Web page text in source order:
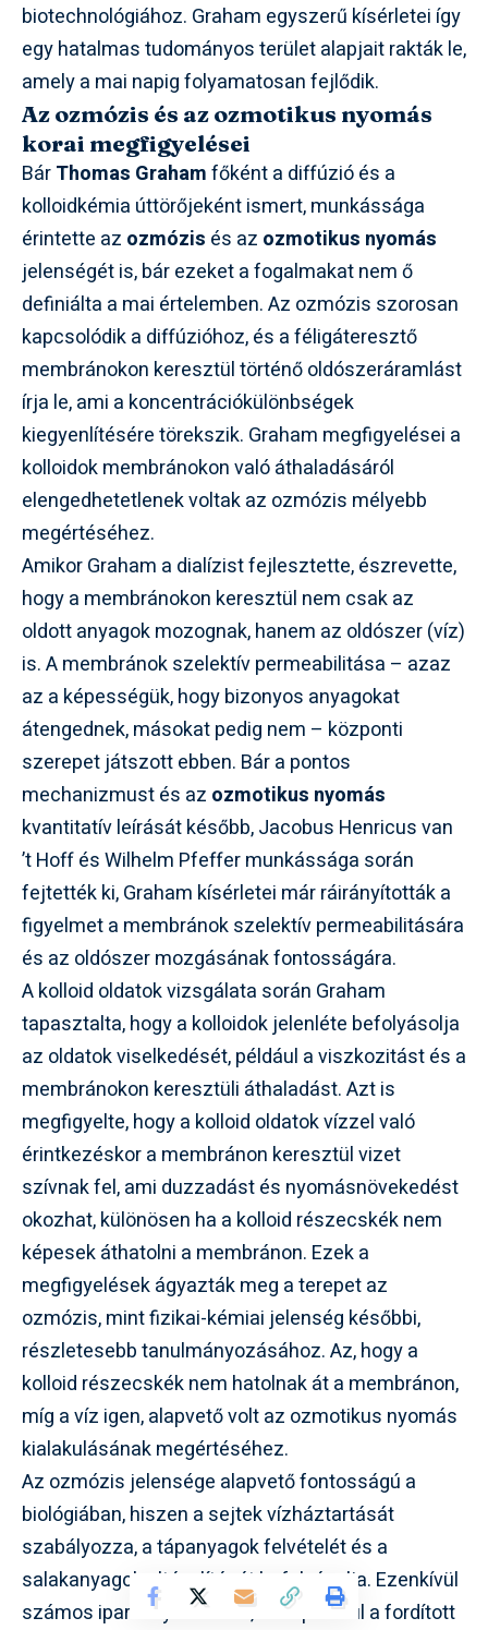
biotechnológiához. Graham egyszerű kísérletei így
egy hatalmas tudományos terület alapjait rakták le,
amely a mai napig folyamatosan fejlődik.
Az ozmózis és az ozmotikus nyomás
korai megfigyelései
BárThomas Grahamfőként a diffúzió és a
kolloidkémia úttörőjeként ismert, munkássága
érintette az ozmózis és az ozmotikus nyomás
jelenségét is, bár ezeket a fogalmakat nem ő
definiálta a mai értelemben. Az ozmózis szorosan
kapcsolódik a diffúzióhoz, és a féligáteresztő
membránokon keresztül történő oldószeráramlást
írja le, ami a koncentrációkülönbségek
kiegyenlítésére törekszik. Graham megfigyelései a
kolloidok membránokon való áthaladásáról
elengedhetetlenek voltak az ozmózis mélyebb
megértéséhez.
Amikor Graham a dialízist fejlesztette, észrevette,
hogy a membránokon keresztül nem csak az
oldott anyagok mozognak, hanem az oldószer (víz)
is. A membránok szelektív permeabilitása – azaz
az a képességük, hogy bizonyos anyagokat
átengednek, másokat pedig nem – központi
szerepet játszott ebben. Bár a pontos
mechanizmust és az ozmotikus nyomás
kvantitatív leírását később, Jacobus Henricus van
’t Hoff és Wilhelm Pfeffer munkássága során
fejtették ki, Graham kísérletei már ráirányították a
figyelmet a membránok szelektív permeabilitására
és az oldószer mozgásának fontosságára.
A kolloid oldatok vizsgálata során Graham
tapasztalta, hogy a kolloidok jelenléte befolyásolja
az oldatok viselkedését, például a viszkozitást és a
membránokon keresztüli áthaladást. Azt is
megfigyelte, hogy a kolloid oldatok vízzel való
érintkezéskor a membránon keresztül vizet
szívnak fel, ami duzzadást és nyomásnövekedést
okozhat, különösen ha a kolloid részecskék nem
képesek áthatolni a membránon. Ezek a
megfigyelések ágyazták meg a terepet az
ozmózis, mint fizikai-kémiai jelenség későbbi,
részletesebb tanulmányozásához. Az, hogy a
kolloid részecskék nem hatolnak át a membránon,
míg a víz igen, alapvető volt az ozmotikus nyomás
kialakulásának megértéséhez.
Az ozmózis jelensége alapvető fontosságú a
biológiában, hiszen a sejtek vízháztartását
szabályozza, a tápanyagok felvételét és a
salakanyagok eltávolítását befolyásolja. Ezenkívül
számos ipari folyamatban, mint például a fordított